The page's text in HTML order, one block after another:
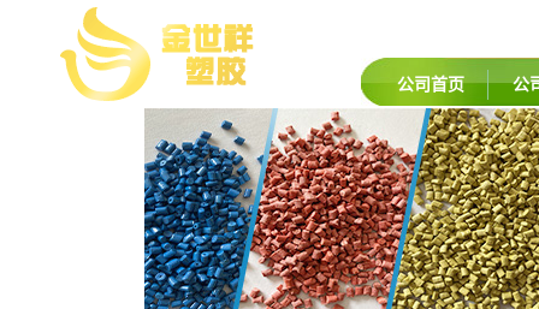
公司首页 公